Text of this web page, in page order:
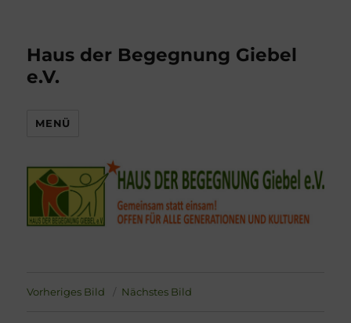
Haus der Begegnung Giebel
e.V.
MENÜ
Vorheriges Bild Nächstes Bild